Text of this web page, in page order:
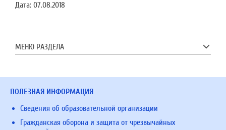
Дата: 07.08.2018
МЕНЮ РАЗДЕЛА
ПОЛЕЗНАЯ ИНФОРМАЦИЯ
Сведения об образовательной организации
Гражданская оборона и защита от чрезвычайных